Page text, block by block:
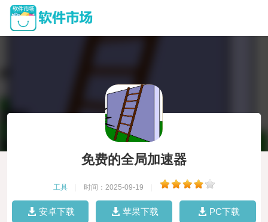
免费的全局加速器
工具 时间：2025-09-19
安卓下载 苹果下载 PC下载